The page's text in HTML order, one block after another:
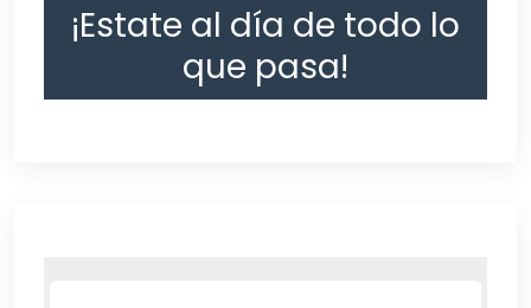
¡Estate al día de todo lo
que pasa!